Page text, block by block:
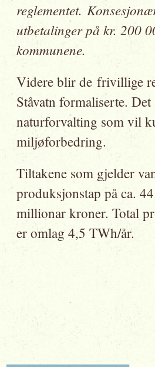
reglementet.
utbetalinger på kr. 200
kommunene.
Videre blir de frivillige
Ståvatn formaliserte.
naturforvalting som vil
miljøforbedring.
Tiltakene som gjelder
produksjonstap på ca.
millionar kroner. Total
er omlag 4,5 TWh/år.